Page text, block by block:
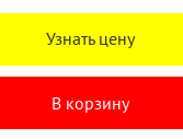
Узнать цену
В корзину